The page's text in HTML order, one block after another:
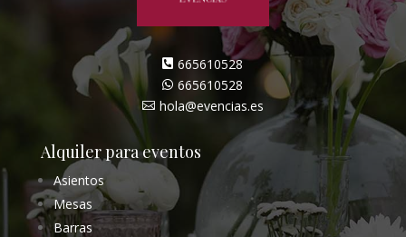
 665610528
 665610528
 hola@evencias.es
Alquiler para eventos
Asientos
Mesas
Barras